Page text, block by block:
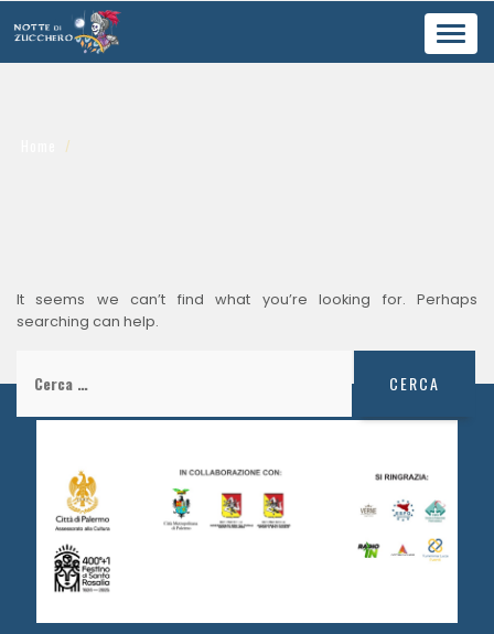
It seems we can’t find what you’re looking for. Perhaps
searching can help.
per: